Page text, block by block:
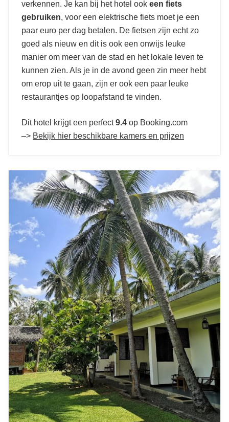
verkennen. Je kan bij het hotel ook een fiets
gebruiken, voor een elektrische fiets moet je een
paar euro per dag betalen. De fietsen zijn echt zo
goed als nieuw en dit is ook een onwijs leuke
manier om meer van de stad en het lokale leven te
kunnen zien. Als je in de avond geen zin meer hebt
om erop uit te gaan, zijn er ook een paar leuke
restaurantjes op loopafstand te vinden.
Dit hotel krijgt een perfect9.4 op Booking.com
–> Bekijk hier beschikbare kamers en prijzen